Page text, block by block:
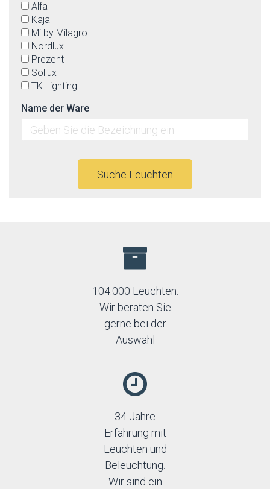
Alfa
Kaja
Mi by Milagro
Nordlux
Prezent
Sollux
TK Lighting
Name der Ware
Suche Leuchten
104.000 Leuchten.
Wir beraten Sie
gerne bei der
Auswahl
34 Jahre
Erfahrung mit
Leuchten und
Beleuchtung.
Wir sind ein